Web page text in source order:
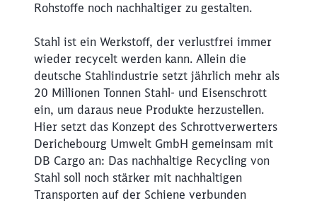
Rohstoffe noch nachhaltiger zu gestalten.
Stahl ist ein Werkstoff, der verlustfrei immer
wieder recycelt werden kann. Allein die
deutsche Stahlindustrie setzt jährlich mehr als
20 Millionen Tonnen Stahl- und Eisenschrott
ein, um daraus neue Produkte herzustellen.
Hier setzt das Konzept des Schrottverwerters
Derichebourg Umwelt GmbH gemeinsam mit
DB Cargo an: Das nachhaltige Recycling von
Stahl soll noch stärker mit nachhaltigen
Transporten auf der Schiene verbunden